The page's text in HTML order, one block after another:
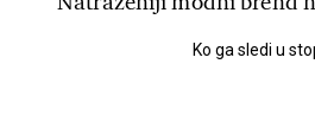
Ko ga sledi u